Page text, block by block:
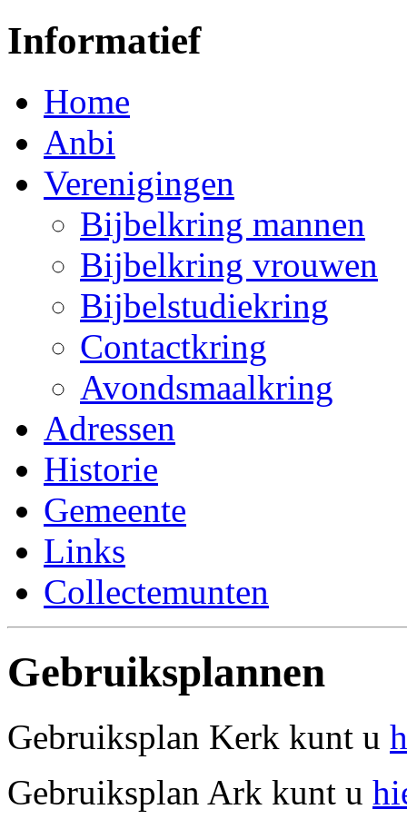
Informatief
Home
Anbi
Verenigingen
Bijbelkring mannen
Bijbelkring vrouwen
Bijbelstudiekring
Contactkring
Avondsmaalkring
Adressen
Historie
Gemeente
Links
Collectemunten
Gebruiksplannen
Gebruiksplan Kerk kunt u
Gebruiksplan Ark kunt u